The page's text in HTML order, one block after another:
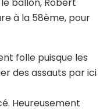
ballon, Robert
à la 58ème, pour
folle puisque les
des assauts par ici
Heureusement